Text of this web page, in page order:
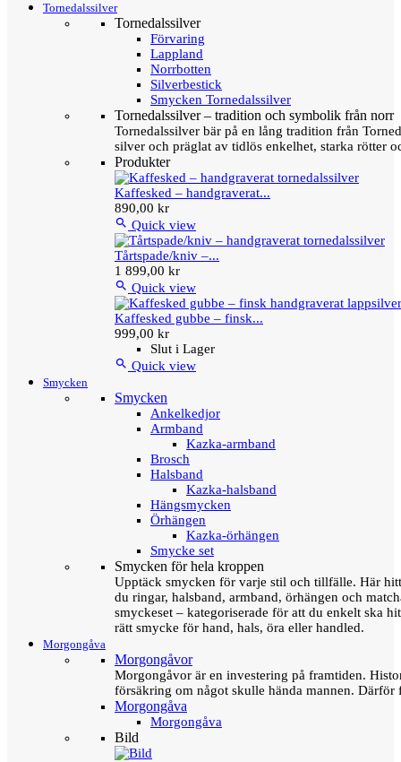
Tornedalssilver
Tornedalssilver
Förvaring
Lappland
Norrbotten
Silverbestick
Smycken Tornedalssilver
Tornedalssilver – tradition och symbolik från norr
Tornedalssilver bär på en lång tradition från
silver och präglat av tidlös enkelhet, starka rötter
Produkter
Kaffesked – handgraverat...
890,00 kr
 Quick view
Tårtspade/kniv –...
1 899,00 kr
 Quick view
Kaffesked gubbe – finsk...
999,00 kr
Slut i Lager
 Quick view
Smycken
Smycken
Ankelkedjor
Armband
Kazka-armband
Brosch
Halsband
Kazka-halsband
Hängsmycken
Örhängen
Kazka-örhängen
Smycke set
Smycken för hela kroppen
Upptäck smycken för varje stil och tillfälle. Här
du ringar, halsband, armband, örhängen och
smyckeset – kategoriserade för att du enkelt ska
rätt smycke för hand, hals, öra eller handled.
Morgongåva
Morgongåvor
Morgongåvor är en investering på framtiden.
försäkring om något skulle hända mannen.
Morgongåva
Morgongåva
Bild